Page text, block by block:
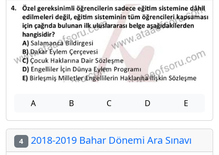
A B C D E
4 2018-2019 Bahar Dönemi Ara Sınavı